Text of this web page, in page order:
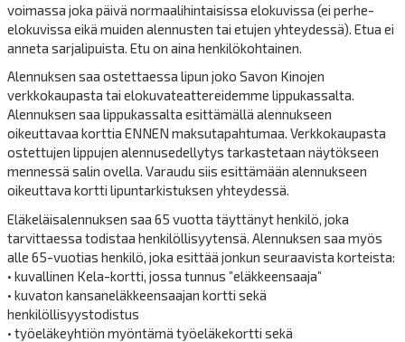
voimassa joka päivä normaalihintaisissa elokuvissa (ei perhe-
elokuvissa eikä muiden alennusten tai etujen yhteydessä). Etua ei
anneta sarjalipuista. Etu on aina henkilökohtainen.
Alennuksen saa ostettaessa lipun joko Savon Kinojen
verkkokaupasta tai elokuvateattereidemme lippukassalta.
Alennuksen saa lippukassalta esittämällä alennukseen
oikeuttavaa korttia ENNEN maksutapahtumaa. Verkkokaupasta
ostettujen lippujen alennusedellytys tarkastetaan näytökseen
mennessä salin ovella. Varaudu siis esittämään alennukseen
oikeuttava kortti lipuntarkistuksen yhteydessä.
Eläkeläisalennuksen saa 65 vuotta täyttänyt henkilö, joka
tarvittaessa todistaa henkilöllisyytensä. Alennuksen saa myös
alle 65-vuotias henkilö, joka esittää jonkun seuraavista korteista:
• kuvallinen Kela-kortti, jossa tunnus ”eläkkeensaaja”
• kuvaton kansaneläkkeensaajan kortti sekä
henkilöllisyystodistus
• työeläkeyhtiön myöntämä työeläkekortti sekä